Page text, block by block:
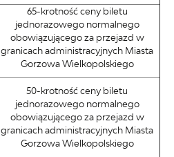
65-krotność ceny biletu
jednorazowego normalnego
obowiązującego za przejazd w
granicach administracyjnych Miasta
Gorzowa Wielkopolskiego
50-krotność ceny biletu
jednorazowego normalnego
obowiązującego za przejazd w
granicach administracyjnych Miasta
Gorzowa Wielkopolskiego